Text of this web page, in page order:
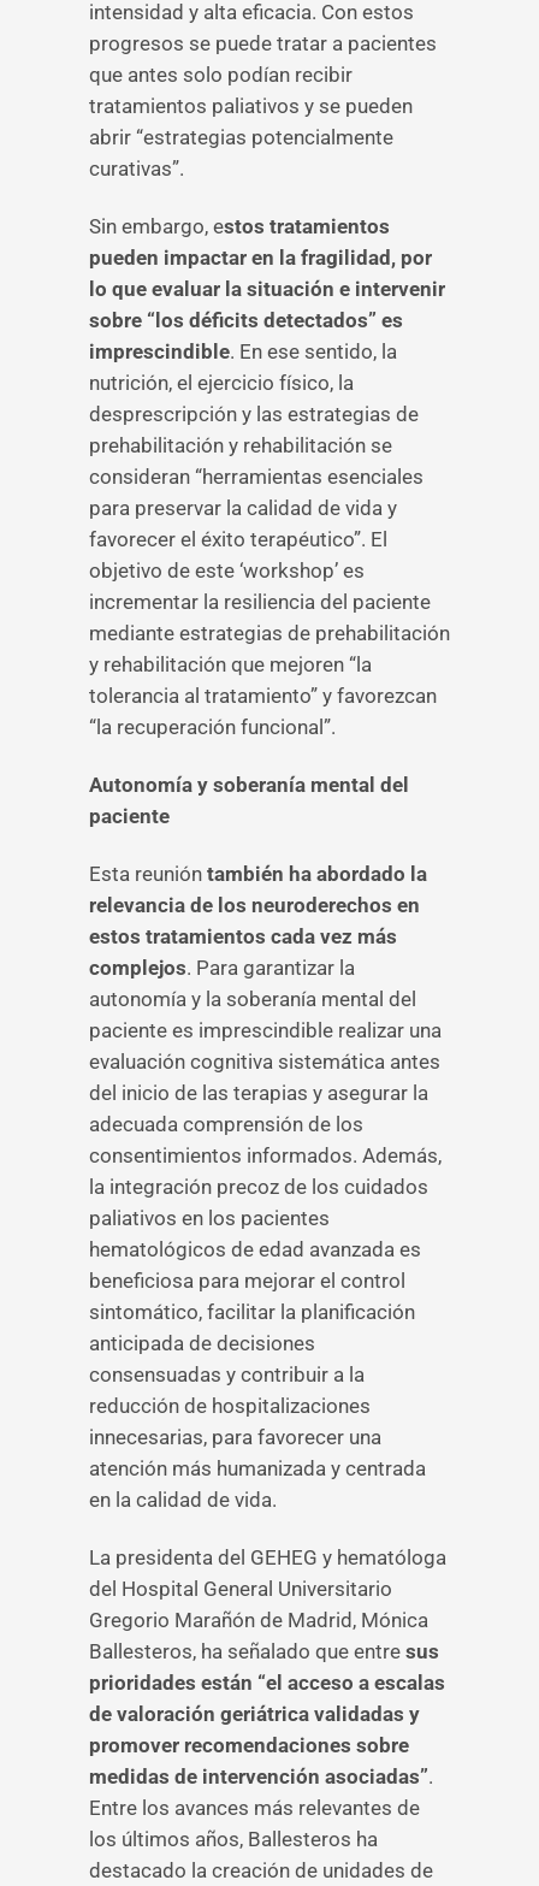
intensidad y alta eficacia. Con estos
progresos se puede tratar a pacientes
que antes solo podían recibir
tratamientos paliativos y se pueden
abrir “estrategias potencialmente
curativas”.
Sin embargo, estos tratamientos
pueden impactar en la fragilidad, por
lo que evaluar la situación e intervenir
sobre “los déficits detectados” es
imprescindible. En ese sentido, la
nutrición, el ejercicio físico, la
desprescripción y las estrategias de
prehabilitación y rehabilitación se
consideran “herramientas esenciales
para preservar la calidad de vida y
favorecer el éxito terapéutico”. El
objetivo de este ‘workshop’ es
incrementar la resiliencia del paciente
mediante estrategias de prehabilitación
y rehabilitación que mejoren “la
tolerancia al tratamiento” y favorezcan
“la recuperación funcional”.
Autonomía y soberanía mental del
paciente
Esta reunión también ha abordado la
relevancia de los neuroderechos en
estos tratamientos cada vez más
complejos. Para garantizar la
autonomía y la soberanía mental del
paciente es imprescindible realizar una
evaluación cognitiva sistemática antes
del inicio de las terapias y asegurar la
adecuada comprensión de los
consentimientos informados. Además,
la integración precoz de los cuidados
paliativos en los pacientes
hematológicos de edad avanzada es
beneficiosa para mejorar el control
sintomático, facilitar la planificación
anticipada de decisiones
consensuadas y contribuir a la
reducción de hospitalizaciones
innecesarias, para favorecer una
atención más humanizada y centrada
en la calidad de vida.
La presidenta del GEHEG y hematóloga
del Hospital General Universitario
Gregorio Marañón de Madrid, Mónica
Ballesteros, ha señalado que entre sus
prioridades están “el acceso a escalas
de valoración geriátrica validadas y
promover recomendaciones sobre
medidas de intervención asociadas”.
Entre los avances más relevantes de
los últimos años, Ballesteros ha
destacado la creación de unidades de